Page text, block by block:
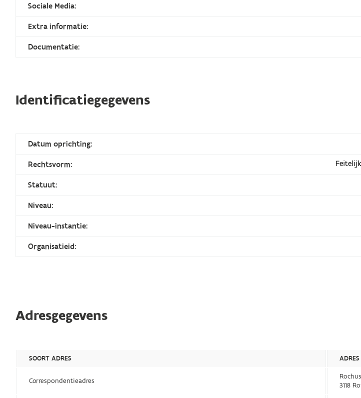
Sociale Media:
Extra informatie:
Documentatie:
Identificatiegegevens
Datum oprichting:
Rechtsvorm:
Statuut:
Niveau:
Niveau-instantie:
Organisatieid:
Adresgegevens
SOORT ADRES ADRES
Correspondentieadres
3118